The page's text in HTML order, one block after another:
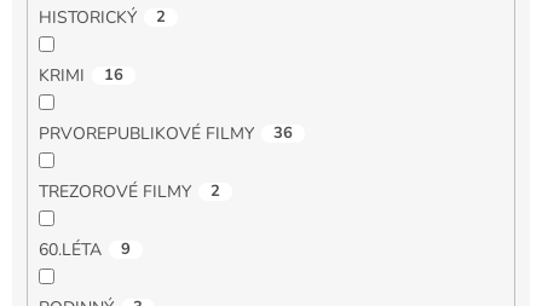
HISTORICKÝ 2
KRIMI 16
PRVOREPUBLIKOVÉ FILMY 36
TREZOROVÉ FILMY 2
60.LÉTA 9